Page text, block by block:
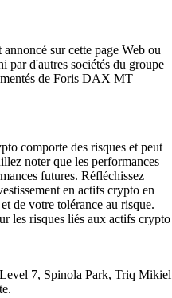
sur cette page Web ou
par d'autres sociétés du groupe
de Foris DAX MT
comporte des risques et peut
noter que les performances
futures. Réfléchissez
en actifs crypto en
de votre tolérance au risque.
les risques liés aux actifs crypto
7, Spinola Park, Triq Mikiel